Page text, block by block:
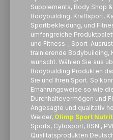
Supplements, Body Shop
Bodybuilding, Kraftsport,
Sportbekleidung, und
umfangreiche
und Fitness-, Sport-
trainierende Bodybuilding,
wünscht. Wählen Sie aus
Bodybuilding Produkten
Sie und Ihren Sport. So
Ernährungsweise so wie
Durchhaltevermögen und
Angesagte und qualitativ
Weider, Olimp Sport
Sports, Cytosport, BSN ,
Qualitätsprodukten